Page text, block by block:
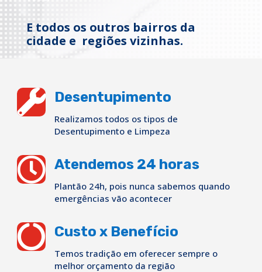
E todos os outros bairros da
cidade e regiões vizinhas.
 Desentupimento
Realizamos todos os tipos de
Desentupimento e Limpeza
 Atendemos 24 horas
Plantão 24h, pois nunca sabemos quando
emergências vão acontecer
 Custo x Benefício
Temos tradição em oferecer sempre o
melhor orçamento da região